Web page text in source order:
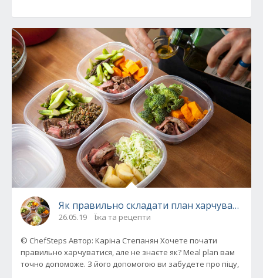
Як правильно складати план харчування,
26.05.19 Їжа та рецепти
© ChefSteps Автор: Каріна Степанян Хочете почати
правильно харчуватися, але не знаєте як? Meal plan вам
точно допоможе. З його допомогою ви забудете про піцу,